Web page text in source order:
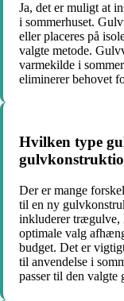
Ja, det er muligt at
i sommerhuset.
eller placeres på
valgte metode.
varmekilde i
eliminerer behovet
Hvilken type
Der er mange
til en ny
inkluderer trægulve,
optimale valg
budget. Det er
til anvendelse i
passer til den